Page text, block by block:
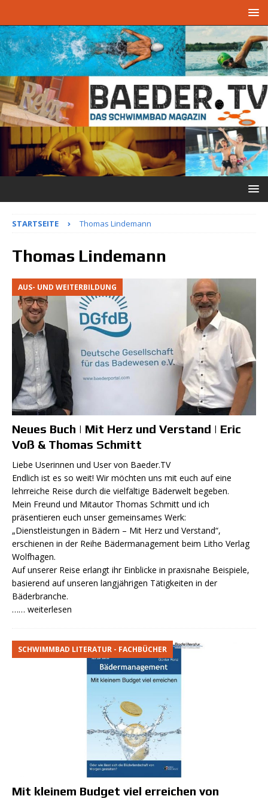
STARTSEITE Thomas Lindemann
Thomas Lindemann
AUS- UND WEITERBILDUNG
Neues Buch | Mit Herz und Verstand | Eric
Voß & Thomas Schmitt
Liebe Userinnen und User von Baeder.TV
Endlich ist es so weit! Wir möchten uns mit euch auf eine
lehrreiche Reise durch die vielfältige Bäderwelt begeben.
Mein Freund und Mitautor Thomas Schmitt und ich
präsentieren euch unser gemeinsames Werk:
„Dienstleistungen in Bädern – Mit Herz und Verstand“,
erschienen in der Reihe Bädermanagement beim Litho Verlag
Wolfhagen.
Auf unserer Reise erlangt ihr Einblicke in praxisnahe Beispiele,
basierend auf unseren langjährigen Tätigkeiten in der
Bäderbranche.
…… weiterlesen
SCHWIMMBAD LITERATUR - FACHBÜCHER
Mit kleinem Budget viel erreichen von